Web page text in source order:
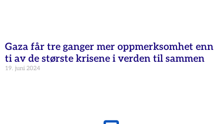
Gaza får tre ganger mer oppmerksomhet enn
ti av de største krisene i verden til sammen
19. juni 2024